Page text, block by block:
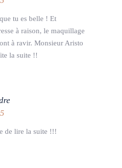
tu es belle ! Et
à raison, le maquillage
à ravir. Monsieur Aristo
la suite !!
de lire la suite !!!